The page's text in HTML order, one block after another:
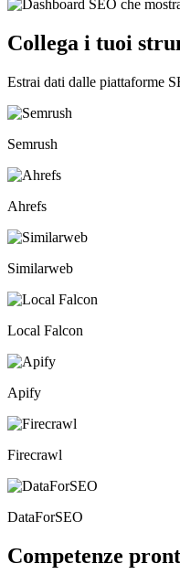
Collega i tuoi
Estrai dati dalle piattaforme
Semrush
Ahrefs
Similarweb
Local Falcon
Apify
Firecrawl
DataForSEO
Competenze